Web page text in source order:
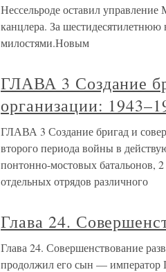
Нессельроде оставил
канцлера. За
милостями.Новым
ГЛАВА 3 Создание
организации:
ГЛАВА 3 Создание бригад и
второго периода войны в
понтонно-мостовых батальонов,
отдельных отрядов различного
Глава 24.
Глава 24. Совершенствование
продолжил его сын — император